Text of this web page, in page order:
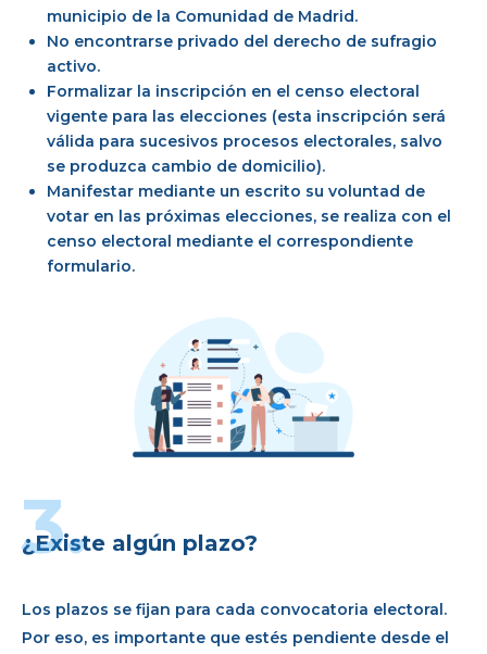
municipio de la Comunidad de Madrid.
No encontrarse privado del derecho de sufragio
activo.
Formalizar la inscripción en el censo electoral
vigente para las elecciones (esta inscripción será
válida para sucesivos procesos electorales, salvo
se produzca cambio de domicilio).
Manifestar mediante un escrito su voluntad de
votar en las próximas elecciones, se realiza con el
censo electoral mediante el correspondiente
formulario.
3.
¿Existe algún plazo?
Los plazos se fijan para cada convocatoria electoral.
Por eso, es importante que estés pendiente desde el